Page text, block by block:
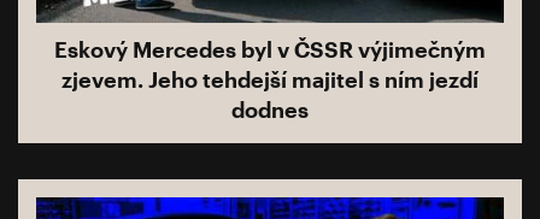
Eskový Mercedes byl v ČSSR výjimečným
zjevem. Jeho tehdejší majitel s ním jezdí
dodnes